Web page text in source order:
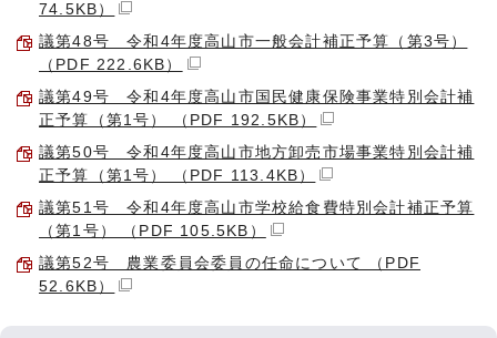
74.5KB）
議第48号 令和4年度高山市一般会計補正予算（第3号）
（PDF 222.6KB）
議第49号 令和4年度高山市国民健康保険事業特別会計補
正予算（第1号） （PDF 192.5KB）
議第50号 令和4年度高山市地方卸売市場事業特別会計補
正予算（第1号） （PDF 113.4KB）
議第51号 令和4年度高山市学校給食費特別会計補正予算
（第1号） （PDF 105.5KB）
議第52号 農業委員会委員の任命について （PDF
52.6KB）